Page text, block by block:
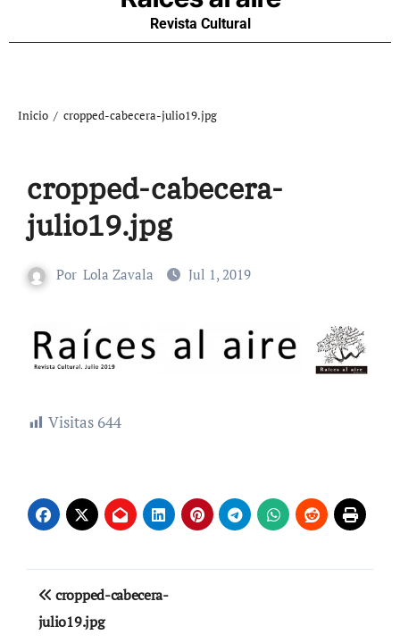
Revista Cultural
Inicio cropped-cabecera-julio19.jpg
cropped-cabecera-
julio19.jpg
Por Lola Zavala Jul 1, 2019
Visitas 644
Navegación
de
cropped-cabecera-
julio19.jpg